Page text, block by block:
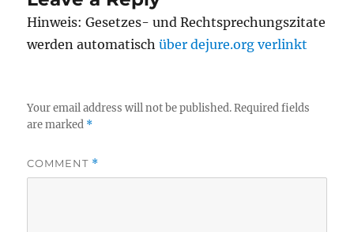
Hinweis: Gesetzes- und Rechtsprechungszitate
werden automatischüber dejure.org verlinkt
Your email address will not be published. Required fields
are marked *
COMMENT *